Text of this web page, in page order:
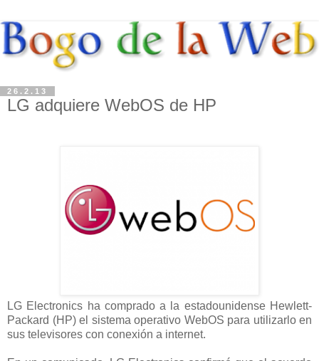
26.2.13
LG adquiere WebOS de HP
LG Electronics ha comprado a la estadounidense Hewlett-
Packard (HP) el sistema operativo WebOS para utilizarlo en
sus televisores con conexión a internet.